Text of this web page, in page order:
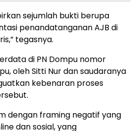
sejumlah bukti berupa
penandatanganan AJB di
tegasnya.
di PN Dompu nomor
oleh Sitti Nur dan saudaranya
kebenaran proses
dengan framing negatif yang
dan sosial, yang